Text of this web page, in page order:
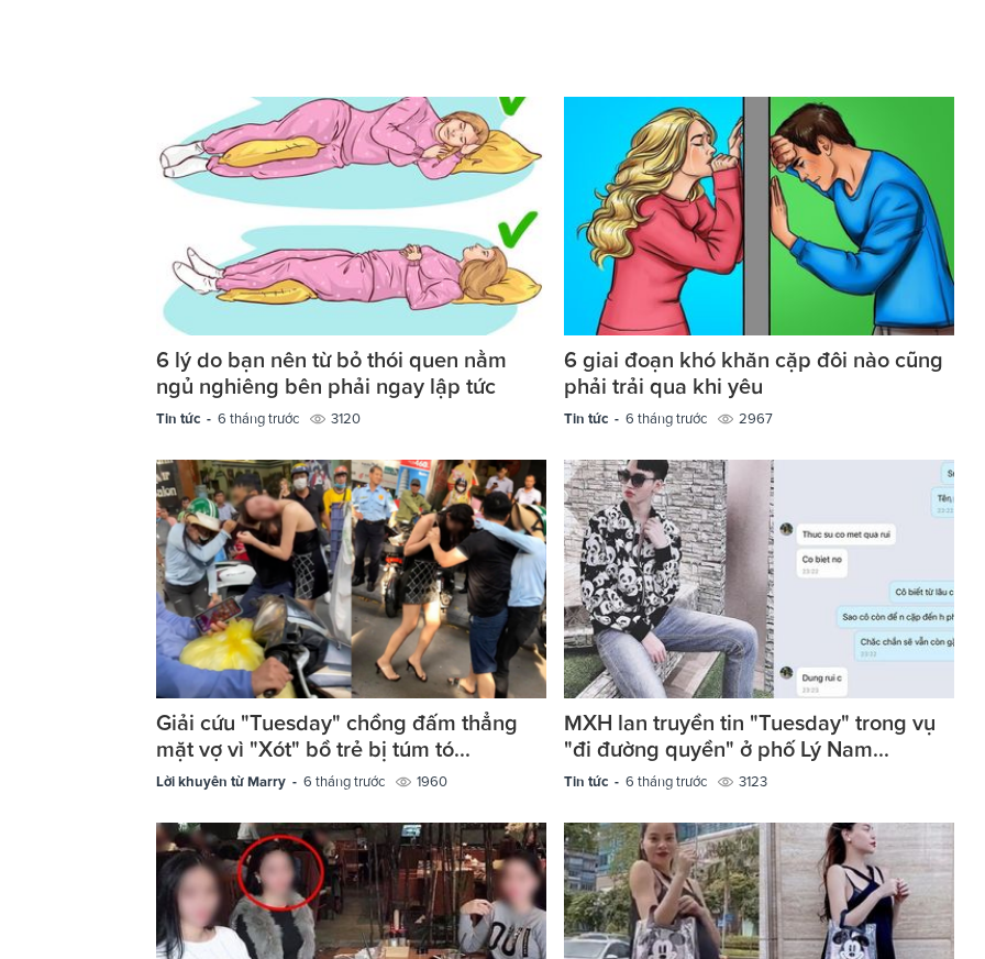
6 lý do bạn nên từ bỏ thói quen nằm
ngủ nghiêng bên phải ngay lập tức
Tin tức - 6 tháng trước 3120
6 giai đoạn khó khăn cặp đôi nào cũng
phải trải qua khi yêu
Tin tức - 6 tháng trước 2967
Giải cứu "Tuesday" chồng đấm thẳng
mặt vợ vì "Xót" bồ trẻ bị túm tó...
Lời khuyên từ Marry - 6 tháng trước 1960
MXH lan truyền tin "Tuesday" trong vụ
"đi đường quyền" ở phố Lý Nam...
Tin tức - 6 tháng trước 3123